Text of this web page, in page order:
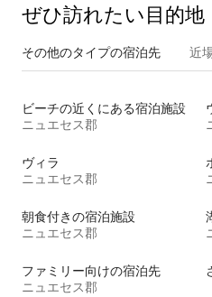
ぜひ訪⁠れ⁠た⁠い目⁠的⁠地
その他のタ⁠イ⁠プ⁠の宿⁠泊⁠先 近
ビーチの近くにある宿泊施設
ニュエセス郡
ヴィラ
ニュエセス郡
朝食付きの宿泊施設
ニュエセス郡
ファミリー向けの宿泊先
ニュエセス郡